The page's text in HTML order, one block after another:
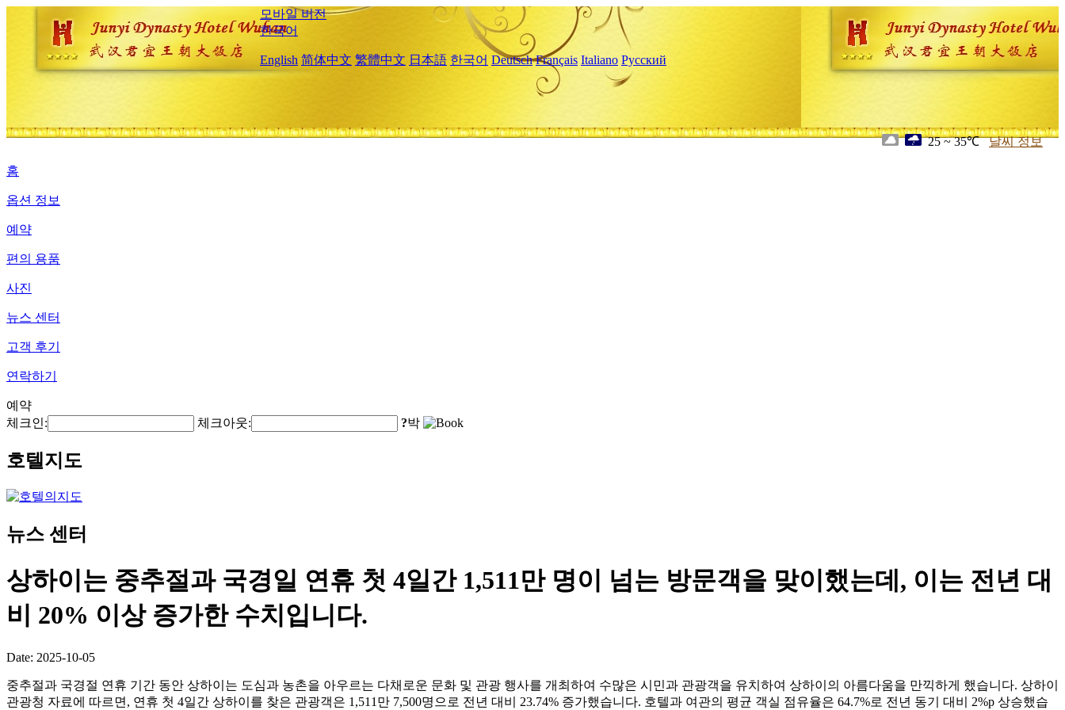
모바일 버전
한국어
English 简体中文 繁體中文 日本語 한국어 Deutsch Français Italiano Русский
25 ~ 35℃ 날씨 정보
홈
옵션 정보
예약
편의 용품
사진
뉴스 센터
고객 후기
연락하기
예약
체크인:
체크아웃: ?박
호텔지도
뉴스 센터
상하이는 중추절과 국경일 연휴 첫 4일간 1,511만 명이 넘는 방문객을 맞이했는데, 이는 전년 대
비 20% 이상 증가한 수치입니다.
Date: 2025-10-05
중추절과 국경절 연휴 기간 동안 상하이는 도심과 농촌을 아우르는 다채로운 문화 및 관광 행사를 개최하여 수많은 시민과 관광객을 유치하여 상하이의 아름다움을 만끽하게 했습니다. 상하이
관광청 자료에 따르면, 연휴 첫 4일간 상하이를 찾은 관광객은 1,511만 7,500명으로 전년 대비 23.74% 증가했습니다. 호텔과 여관의 평균 객실 점유율은 64.7%로 전년 동기 대비 2%p 상승했습